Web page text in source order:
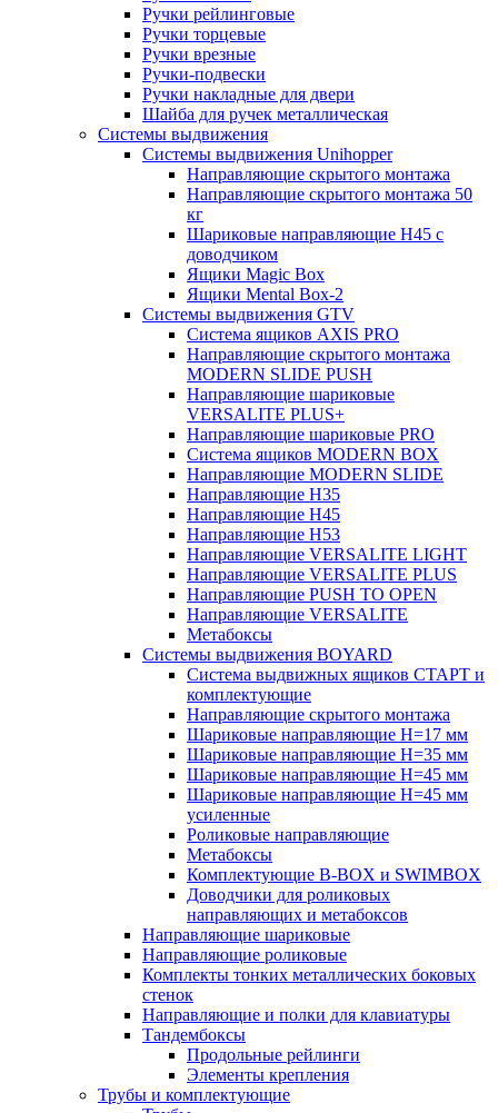
Ручки рейлинговые
Ручки торцевые
Ручки врезные
Ручки-подвески
Ручки накладные для двери
Шайба для ручек металлическая
Системы выдвижения
Системы выдвижения Unihopper
Направляющие скрытого монтажа
Направляющие скрытого монтажа 50
кг
Шариковые направляющие H45 с
доводчиком
Ящики Magic Box
Ящики Mental Box-2
Системы выдвижения GTV
Система ящиков AXIS PRO
Направляющие скрытого монтажа
MODERN SLIDE PUSH
Направляющие шариковые
VERSALITE PLUS+
Направляющие шариковые PRO
Система ящиков MODERN BOX
Направляющие MODERN SLIDE
Направляющие H35
Направляющие H45
Направляющие H53
Направляющие VERSALITE LIGHT
Направляющие VERSALITE PLUS
Направляющие PUSH TO OPEN
Направляющие VERSALITE
Метабоксы
Системы выдвижения BOYARD
Система выдвижных ящиков СТАРТ и
комплектующие
Направляющие скрытого монтажа
Шариковые направляющие H=17 мм
Шариковые направляющие H=35 мм
Шариковые направляющие H=45 мм
Шариковые направляющие H=45 мм
усиленные
Роликовые направляющие
Метабоксы
Комплектующие B-BOX и SWIMBOX
Доводчики для роликовых
направляющих и метабоксов
Направляющие шариковые
Направляющие роликовые
Комплекты тонких металлических боковых
стенок
Направляющие и полки для клавиатуры
Тандембоксы
Продольные рейлинги
Элементы крепления
Трубы и комплектующие